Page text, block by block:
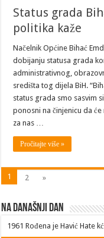
Status grada
politika kaže
Načelnik Općine Bihać
dobijanju statusa grada
administrativnog,
središta tog dijela BiH.
status grada smo sasvim
ponosni na činjenicu da
za nas …
Pročitajte više »
1 2 »
Na današnji dan
1961 Rođena je Havić Hate